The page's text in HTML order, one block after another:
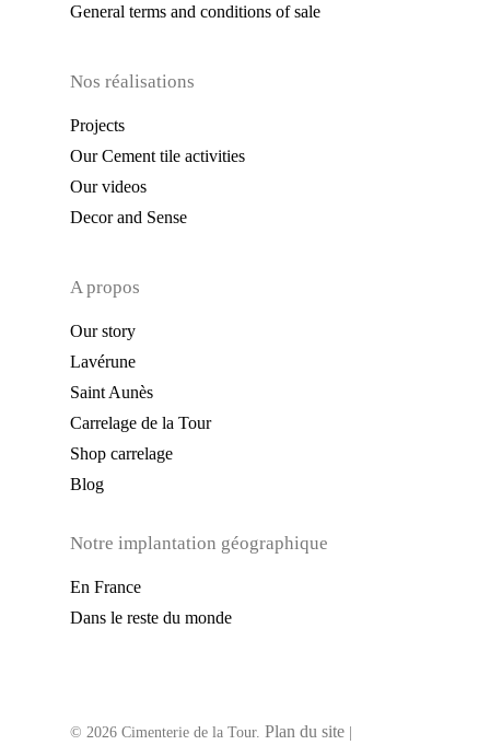
General terms and conditions of sale
Nos réalisations
Projects
Our Cement tile activities
Our videos
Decor and Sense
A propos
Our story
Lavérune
Saint Aunès
Carrelage de la Tour
Shop carrelage
Blog
Notre implantation géographique
En France
Dans le reste du monde
© 2026 Cimenterie de la Tour. Plan du site